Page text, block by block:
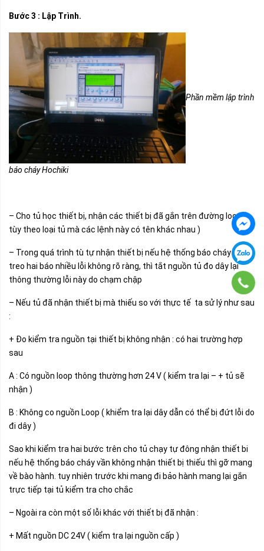
Bước 3 : Lập Trình.
Phần mềm lập trình
báo cháy Hochiki
– Cho tủ học thiết bị, nhận các thiết bị đã gắn trên đường loop (
tùy theo loại tủ mà các lệnh này có tên khác nhau )
– Trong quá trình tù tự nhận thiết bị nếu hệ thống báo cháy bị
treo hai báo nhiều lỗi không rõ ràng, thì tắt nguồn tủ đo dây lại
thông thường lỗi này do chạm chập
– Nếu tủ đã nhận thiết bị mà thiếu so với thực tế ta sử lý như sau
:
+ Đo kiểm tra nguồn tại thiết bị không nhận : có hai trường hợp
sau
A : Có nguồn loop thông thường hơn 24 V ( kiểm tra lại – + tủ sẽ
nhận )
B : Không co nguồn Loop ( khiểm tra lại dây dẫn có thể bị đứt lỗi do
đi dây )
Sao khi kiểm tra hai bước trên cho tủ chạy tự đông nhận thiết bi
nếu hệ thống báo cháy vần không nhận thiết bị thiếu thì gỡ mang
về bào hành. tuy nhiên trước khi mang đi bảo hành mang lại gắn
trực tiếp tại tủ kiểm tra cho chắc
– Ngoài ra còn một số lỗi khác với thiết bị đã nhận :
+ Mất nguồn DC 24V ( kiểm tra lại nguồn cấp )